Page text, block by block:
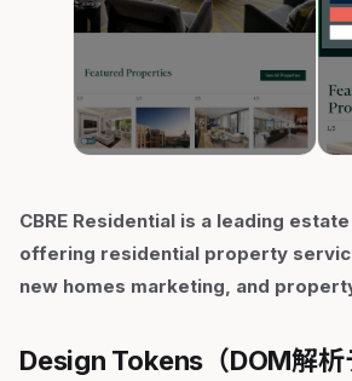
CBRE Residential is a leading
offering residential property
new homes marketing, and
Design Tokens（DOM解析